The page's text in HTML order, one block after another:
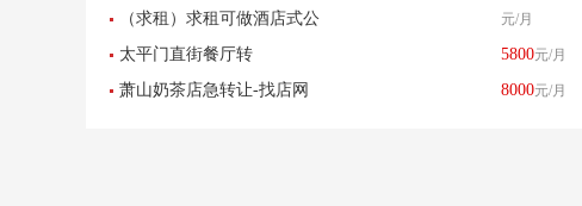
（求租）求租可做酒店式公
寓物业
元/月
太平门直街餐厅转 5800元/月
萧山奶茶店急转让-找店网 8000元/月